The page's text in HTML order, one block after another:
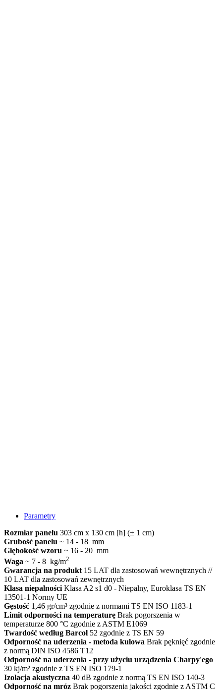
Parametry
Rozmiar panelu 303 cm x 130 cm [h] (± 1 cm)
Grubość panelu ~ 14 - 18 mm
Głębokość wzoru ~ 16 - 20 mm
Waga ~ 7 - 8 kg/m2
Gwarancja na produkt 15 LAT dla zastosowań wewnętrznych //
10 LAT dla zastosowań zewnętrznych
Klasa niepalności Klasa A2 s1 d0 - Niepalny, Euroklasa TS EN
13501-1 Normy UE
Gęstość 1,46 gr/cm³ zgodnie z normami TS EN ISO 1183-1
Limit odporności na temperaturę Brak pogorszenia w
temperaturze 800 °C zgodnie z ASTM E1069
Twardość według Barcol 52 zgodnie z TS EN 59
Odporność na uderzenia - metoda kulowa Brak pęknięć zgodnie
z normą DIN ISO 4586 T12
Odporność na uderzenia - przy użyciu urządzenia Charpy'ego
30 kj/m² zgodnie z TS EN ISO 179-1
Izolacja akustyczna 40 dB zgodnie z normą TS EN ISO 140-3
Odporność na mróz Brak pogorszenia jakości zgodnie z ASTM C